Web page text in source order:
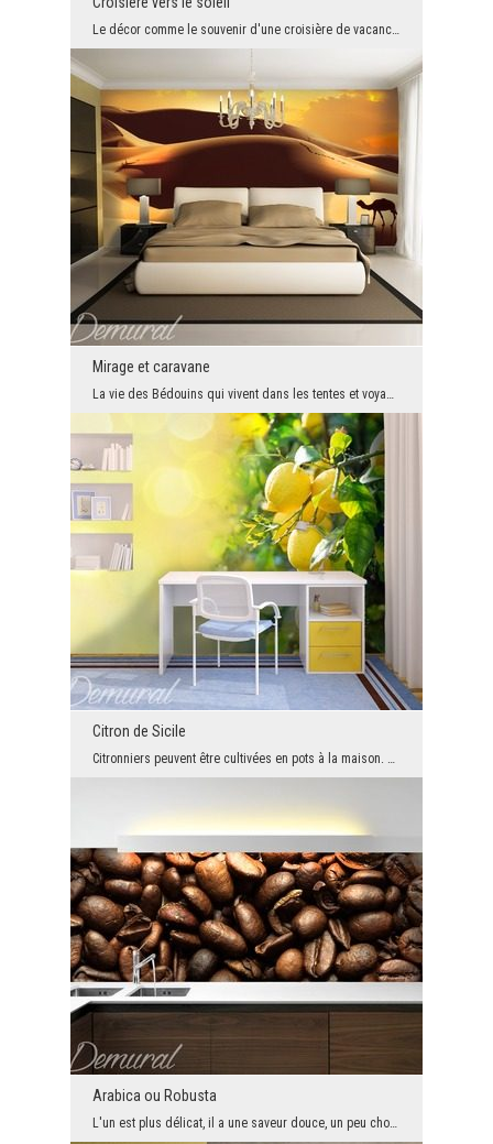
Le décor comme le souvenir d'une croisière de vacances, c'est à dire un papier peint magnifique a...
Mirage et caravane
La vie des Bédouins qui vivent dans les tentes et voyageant à travers le désert à la recherche de...
Citron de Sicile
Citronniers peuvent être cultivées en pots à la maison. Cependant, ils ne pourrons pas donner de ...
Arabica ou Robusta
L'un est plus délicat, il a une saveur douce, un peu chocolaté et parfait pour un après-midi. Le ...